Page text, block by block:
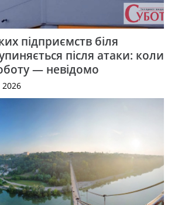
підприємств біля
після атаки: коли
— невідомо
2026